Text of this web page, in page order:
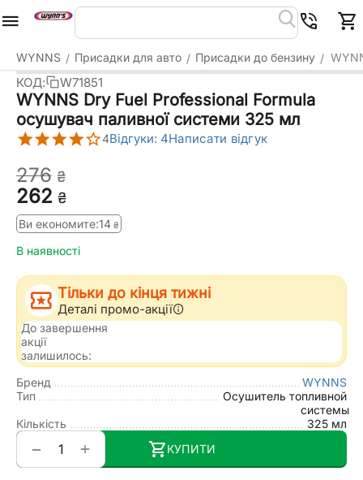
WYNNS / Присадки для авто / Присадки до бензину /
КОД: W71851
WYNNS Dry Fuel Professional Formula
осушувач паливної системи 325 мл
4Відгуки: 4Написати відгук
‍262‍ ₴
‍276‍ ₴
Ви економите:‍14‍ ₴
В наявності
Тільки до кінця тижні
Деталі промо-акції
До завершення
акції
залишилось:
Бренд
WYNNS
Тип
Осушитель топливной
системы
Кількість
325 мл
+
− КУПИТИ